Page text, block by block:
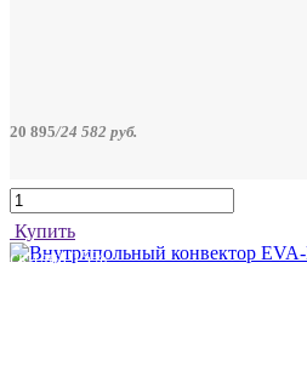
20 895/24 582 руб.
Купить
скидка 15%